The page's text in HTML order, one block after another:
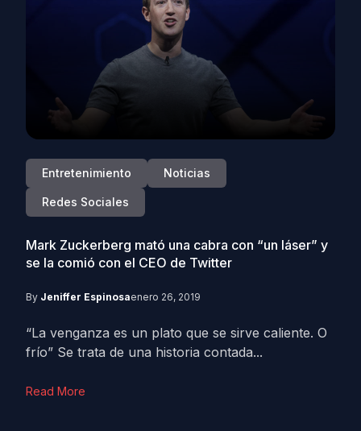
Entretenimiento Noticias
Redes Sociales
Mark Zuckerberg mató una cabra con “un láser” y
se la comió con el CEO de Twitter
By Jeniffer Espinosaenero 26, 2019
“La venganza es un plato que se sirve caliente. O
frío” Se trata de una historia contada...
Read More